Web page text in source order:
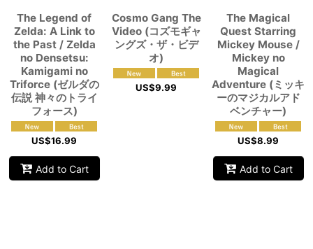
The Legend of
Zelda: A Link to
the Past / Zelda
no Densetsu:
Kamigami no
Triforce (ゼルダの
伝説 神々のトライ
フォース)
US$16.99
Add to Cart
Cosmo Gang The
Video (コズモギャ
ングズ・ザ・ビデ
オ)
US$9.99
The Magical
Quest Starring
Mickey Mouse /
Mickey no
Magical
Adventure (ミッキ
ーのマジカルアド
ベンチャー)
US$8.99
Add to Cart